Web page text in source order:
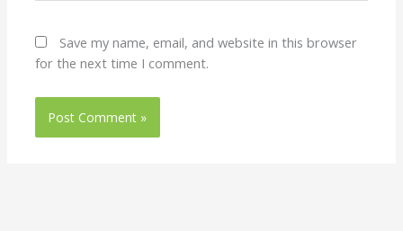
Save my name, email, and website in this browser
for the next time I comment.